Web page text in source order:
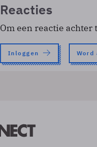
Reacties
Om een reactie achter
Inloggen Word